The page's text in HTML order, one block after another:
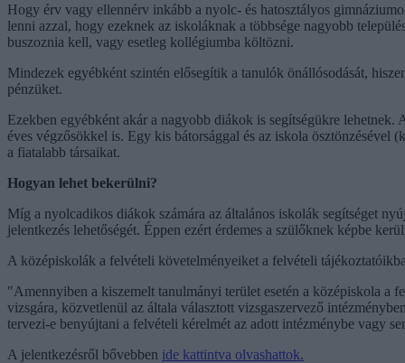
Hogy érv vagy ellennérv inkább a nyolc- és hatosztályos
lenni azzal, hogy ezeknek az iskoláknak a többsége nagyobb
buszoznia kell, vagy esetleg kollégiumba költözni.
Mindezek egyébként szintén elősegítik a tanulók önállósodását,
pénzüket.
Ezekben egyébként akár a nagyobb diákok is segítségükre
éves végzősökkel is. Egy kis bátorsággal és az iskola
a fiatalabb társaikat.
Hogyan lehet bekerülni?
Míg a nyolcadikos diákok számára az általános iskolák segítséget
jelentkezés lehetőségét. Éppen ezért érdemes a szülőknek képbe
A középiskolák a felvételi követelményeiket a felvételi
"Amennyiben a kiszemelt tanulmányi terület esetén a középiskola a
vizsgára, közvetlenül az általa választott vizsgaszervező
tervezi-e benyújtani a felvételi kérelmét az adott intézménybe vagy
A jelentkezésről bővebben ide kattintva olvashattok.